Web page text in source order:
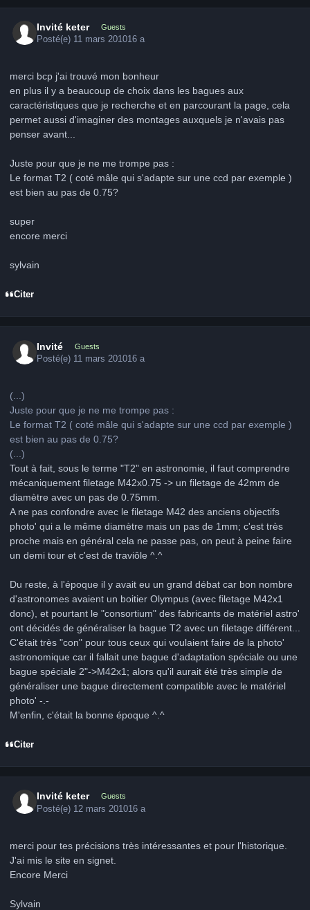
Invité keter Guests
Posté(e) 11 mars 201016 a
merci bcp j'ai trouvé mon bonheur
en plus il y a beaucoup de choix dans les bagues aux
caractéristiques que je recherche et en parcourant la page, cela
permet aussi d'imaginer des montages auxquels je n'avais pas
penser avant...
Juste pour que je ne me trompe pas :
Le format T2 ( coté mâle qui s'adapte sur une ccd par exemple )
est bien au pas de 0.75?
super
encore merci
sylvain
Citer
Invité Guests
Posté(e) 11 mars 201016 a
(...)
Juste pour que je ne me trompe pas :
Le format T2 ( coté mâle qui s'adapte sur une ccd par exemple )
est bien au pas de 0.75?
(...)
Tout à fait, sous le terme "T2" en astronomie, il faut comprendre
mécaniquement filetage M42x0.75 -> un filetage de 42mm de
diamètre avec un pas de 0.75mm.
A ne pas confondre avec le filetage M42 des anciens objectifs
photo' qui a le même diamètre mais un pas de 1mm; c'est très
proche mais en général cela ne passe pas, on peut à peine faire
un demi tour et c'est de traviôle ^.^
Du reste, à l'époque il y avait eu un grand débat car bon nombre
d'astronomes avaient un boitier Olympus (avec filetage M42x1
donc), et pourtant le "consortium" des fabricants de matériel astro'
ont décidés de généraliser la bague T2 avec un filetage différent...
C'était très "con" pour tous ceux qui voulaient faire de la photo'
astronomique car il fallait une bague d'adaptation spéciale ou une
bague spéciale 2"->M42x1; alors qu'il aurait été très simple de
généraliser une bague directement compatible avec le matériel
photo' -.-
M'enfin, c'était la bonne époque ^.^
Citer
Invité keter Guests
Posté(e) 12 mars 201016 a
merci pour tes précisions très intéressantes et pour l'historique.
J'ai mis le site en signet.
Encore Merci
Sylvain